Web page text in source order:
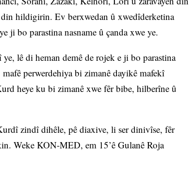
hildigirin. Ev berxwedan û xwedîderketina
ji bo parastina nasname û çanda xwe ye.
lê di heman demê de rojek e ji bo parastina
perwerdehiya bi zimanê dayikê mafekî
heye ku bi zimanê xwe fêr bibe, hilberîne û
zindî dihêle, pê diaxive, li ser dinivîse, fêr
Weke KON-MED, em 15’ê Gulanê Roja